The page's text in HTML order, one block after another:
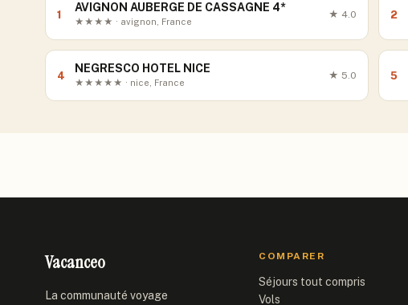
1
AVIGNON AUBERGE DE CASSAGNE 4*
★★★★ · avignon, France
★ 4.0 2
4
NEGRESCO HOTEL NICE
★★★★★ · nice, France
★ 5.0 5
Vacanceo
La communauté voyage
COMPARER
Séjours tout compris
Vols